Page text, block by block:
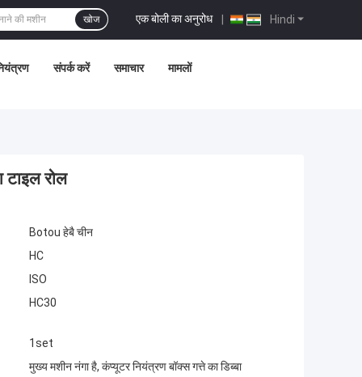
Hindi
एक बोली का अनुरोध |
खोज
संपर्क करें समाचार मामलों
रोल
Botou हेबै चीन
HC
ISO
HC30
1set
मुख्य मशीन नंगा है, कंप्यूटर नियंत्रण बॉक्स गत्ते का डिब्बा